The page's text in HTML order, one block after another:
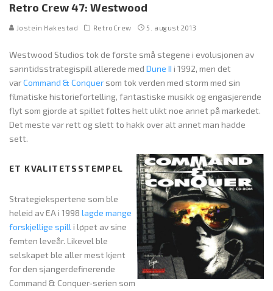
Retro Crew 47: Westwood
Jostein Hakestad RetroCrew 5. august 2013
Westwood Studios tok de første små stegene i evolusjonen av
sanntidsstrategispill allerede med Dune II i 1992, men det
varCommand & Conquer som tok verden med storm med sin
filmatiske historiefortelling, fantastiske musikk og engasjerende
flyt som gjorde at spillet føltes helt ulikt noe annet på markedet.
Det meste var rett og slett to hakk over alt annet man hadde
sett.
ET KVALITETSSTEMPEL
Strategiekspertene som ble
heleid av EA i 1998 lagde mange
forskjellige spill i løpet av sine
femten leveår. Likevel ble
selskapet ble aller mest kjent
for den sjangerdefinerende
Command & Conquer-serien som